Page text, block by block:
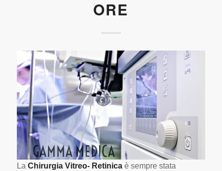
ORE
La Chirurgia Vitreo- Retinicaè sempre stata